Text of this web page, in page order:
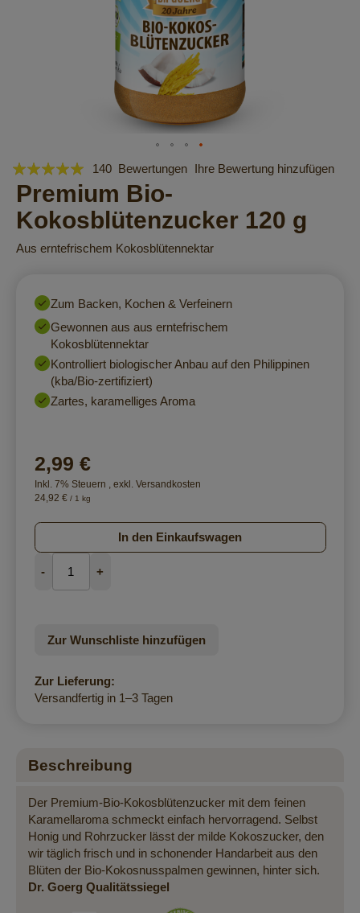
Zum
Anfang
der
Bildergalerie
springen
Bewertung:
98
% of100
140 Bewertungen Ihre Bewertung hinzufügen
Premium Bio-
Kokosblütenzucker 120 g
Aus erntefrischem Kokosblütennektar
Zum Backen, Kochen & Verfeinern
Gewonnen aus aus erntefrischem
Kokosblütennektar
Kontrolliert biologischer Anbau auf den Philippinen
(kba/Bio-zertifiziert)
Zartes, karamelliges Aroma
2,99 €
Inkl. 7% Steuern exkl. Versandkosten
24,92 €/ 1 kg
In den Einkaufswagen
- +
Zur Wunschliste hinzufügen
Zur Lieferung:
Versandfertig in 1–3 Tagen
Beschreibung
Der Premium-Bio-Kokosblütenzucker mit dem feinen
Karamellaroma schmeckt einfach hervorragend. Selbst
Honig und Rohrzucker lässt der milde Kokoszucker, den
wir täglich frisch und in schonender Handarbeit aus den
Blüten der Bio-Kokosnusspalmen gewinnen, hinter sich.
Dr. Goerg Qualitätssiegel